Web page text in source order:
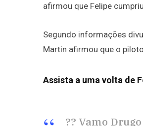
afirmou que Felipe
Segundo informações
Martin afirmou que o
Assista a uma volta de
?? Vamo Drugo